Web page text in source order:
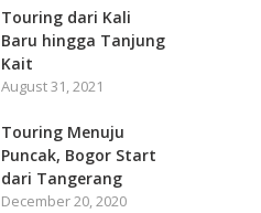
Touring dari Kali
Baru hingga Tanjung
Kait
August 31, 2021
Touring Menuju
Puncak, Bogor Start
dari Tangerang
December 20, 2020